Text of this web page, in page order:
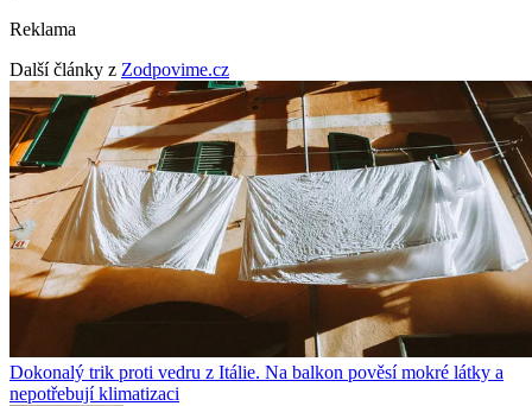
Reklama
Další články z Zodpovime.cz
Dokonalý trik proti vedru z Itálie. Na balkon pověsí mokré látky a
nepotřebují klimatizaci